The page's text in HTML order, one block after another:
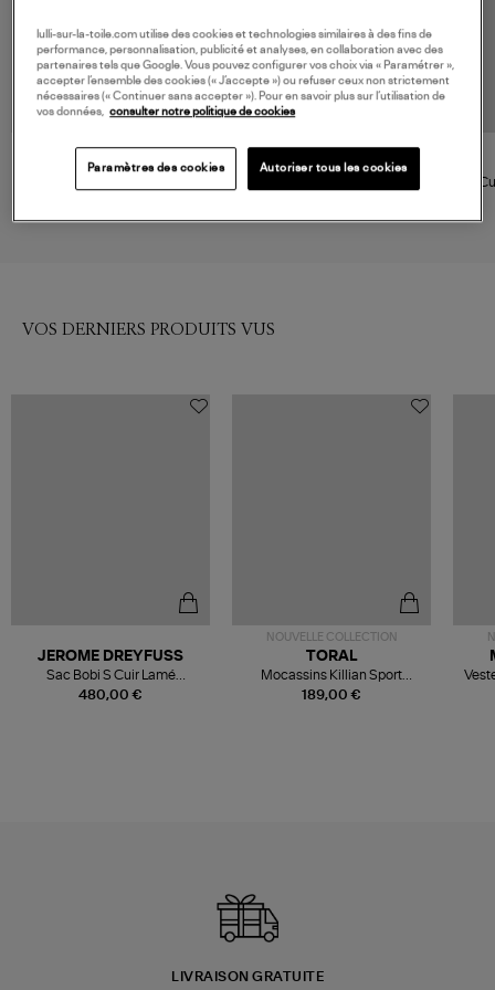
LOVE STORIES
NOUVELLE COLLECTION
LOVE STORIES
VOS DERNIERS PRODUITS VUS
480,00 €
JEROME DREYFUSS
Sac Bobi S Cuir Lamé
Champagne
NOUVELLE COLLECTION
189,00 €
TORAL
Mocassins Killian Sport
Mousse
LIVRAISON GRATUITE
lulli-sur-la-toile.com utilise des cookies et technologies similaires à des fins de
performance, personnalisation, publicité et analyses, en collaboration avec des
partenaires tels que Google. Vous pouvez configurer vos choix via « Paramétrer »,
accepter l’ensemble des cookies (« J’accepte ») ou refuser ceux non strictement
nécessaires (« Continuer sans accepter »). Pour en savoir plus sur l’utilisation de
vos données, consulter notre politique de cookies
Paramètres des cookies Autoriser tous les cookies